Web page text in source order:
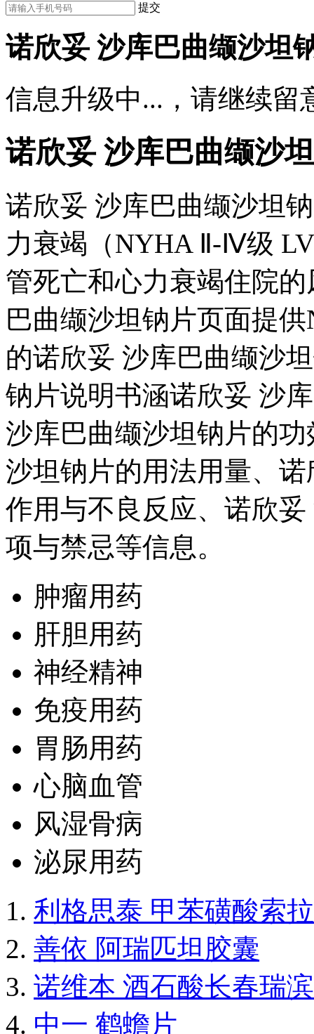
提交
诺欣妥 沙库巴曲缬沙坦
信息升级中...，请继续留
诺欣妥 沙库巴曲缬沙
诺欣妥 沙库巴曲缬沙坦
力衰竭（NYHA Ⅱ-Ⅳ级
管死亡和心力衰竭住院
巴曲缬沙坦钠片页面提供
的诺欣妥 沙库巴曲缬沙
钠片说明书涵诺欣妥 沙
沙库巴曲缬沙坦钠片的
沙坦钠片的用法用量、
作用与不良反应、诺欣
项与禁忌等信息。
肿瘤用药
肝胆用药
神经精神
免疫用药
胃肠用药
心脑血管
风湿骨病
泌尿用药
利格思泰 甲苯磺酸索
善依 阿瑞匹坦胶囊
诺维本 酒石酸长春瑞
中一 鹤蟾片